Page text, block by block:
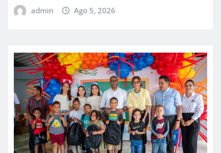
admin Ago 5, 2026